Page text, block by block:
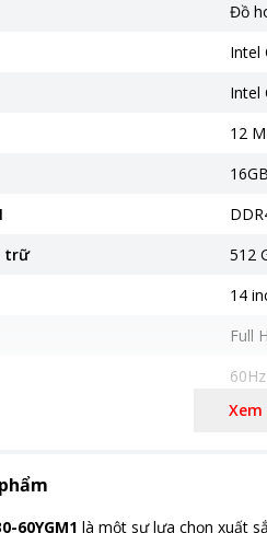
Đồ
Intel
Intel
12
16GB
trữ
512
14
Full
60Hz
Tấm
60YGM1 là một sự lựa chọn xuất